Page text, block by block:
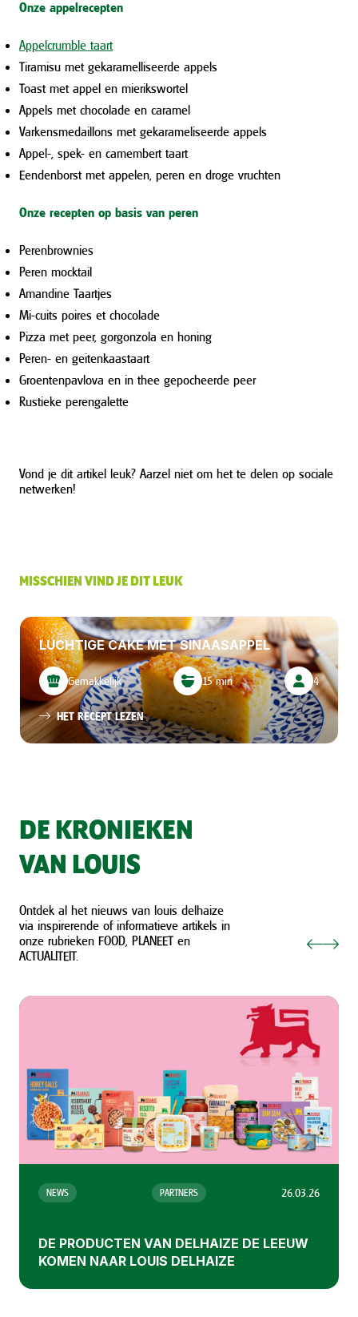
Onze appelrecepten
Appelcrumble taart
Tiramisu met gekaramelliseerde appels
Toast met appel en mierikswortel
Appels met chocolade en caramel
Varkensmedaillons met gekarameliseerde appels
Appel-, spek- en camembert taart
Eendenborst met appelen, peren en droge vruchten
Onze recepten op basis van peren
Perenbrownies
Peren mocktail
Amandine Taartjes
Mi-cuits poires et chocolade
Pizza met peer, gorgonzola en honing
Peren- en geitenkaastaart
Groentenpavlova en in thee gepocheerde peer
Rustieke perengalette
Vond je dit artikel leuk? Aarzel niet om het te delen op sociale
netwerken!
MISSCHIEN VIND JE DIT LEUK
LUCHTIGE CAKE MET SINAASAPPEL
Gemakkelijk 15 min 4
HET RECEPT LEZEN
DE KRONIEKEN
VAN LOUIS
Ontdek al het nieuws van louis delhaize
via inspirerende of informatieve artikels in
onze rubrieken FOOD, PLANEET en
ACTUALITEIT.
NEWS PARTNERS 26.03.26
DE PRODUCTEN VAN DELHAIZE DE LEEUW
KOMEN NAAR LOUIS DELHAIZE